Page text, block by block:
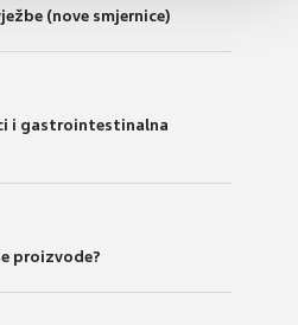
(nove smjernice)
i gastrointestinalna
proizvode?